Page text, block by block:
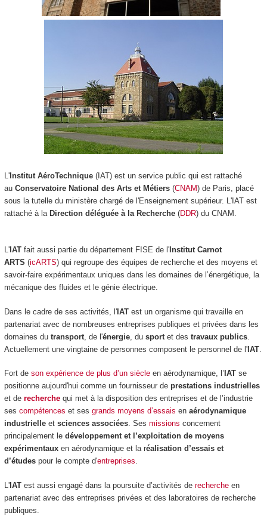
L'Institut AéroTechnique (IAT) est un service public qui est rattaché
au Conservatoire National des Arts et Métiers(CNAM) de Paris, placé
sous la tutelle du ministère chargé de l'Enseignement supérieur. L'IAT est
rattaché à la Direction déléguée à la Recherche (DDR) du CNAM.
L'IATfait aussi partie du département FISE de l'Institut Carnot
ARTS (icARTS) qui regroupe des équipes de recherche et des moyens et
savoir-faire expérimentaux uniques dans les domaines de l’énergétique, la
mécanique des fluides et le génie électrique.
Dans le cadre de ses activités, l'IATest un organisme qui travaille en
partenariat avec de nombreuses entreprises publiques et privées dans les
domaines dutransport, de l'énergie, du sportet des travaux publics.
Actuellement une vingtaine de personnes composent le personnel de l'IAT.
Fort de son expérience de plus d’un siècleen aérodynamique, l’ IATse
positionne aujourd'hui comme un fournisseur de prestations industrielles
et de recherchequi met à la disposition des entreprises et de l’industrie
ses compétences et ses grands moyens d’essais en aérodynamique
industrielleet sciences associées. Ses missions concernent
principalement le développement et l’exploitation de moyens
expérimentauxen aérodynamique et la réalisation d’essais et
d’étudespour le compte d'entreprises.
L'IATest aussi engagé dans la poursuite d’activités de recherche en
partenariat avec des entreprises privées et des laboratoires de recherche
publiques.